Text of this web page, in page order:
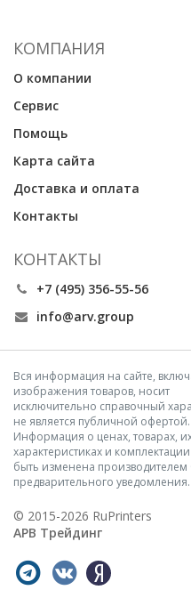
КОМПАНИЯ
О компании
Сервис
Помощь
Карта сайта
Доставка и оплата
Контакты
КОНТАКТЫ
+7 (495) 356-55-56
info@arv.group
Вся информация на сайте,
изображения товаров, носит
исключительно справочный
не является публичной офертой.
Информация о ценах, товарах,
характеристиках и
быть изменена производителем
предварительного уведомления.
© 2015-2026 RuPrinters
АРВ Трейдинг